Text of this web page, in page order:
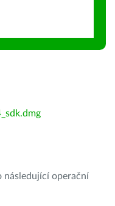
následující operační